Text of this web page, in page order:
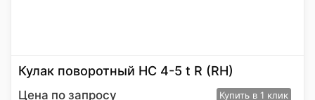
Кулак поворотный HC 4-5 t R (RH)
Цена по запросу Купить в 1 клик